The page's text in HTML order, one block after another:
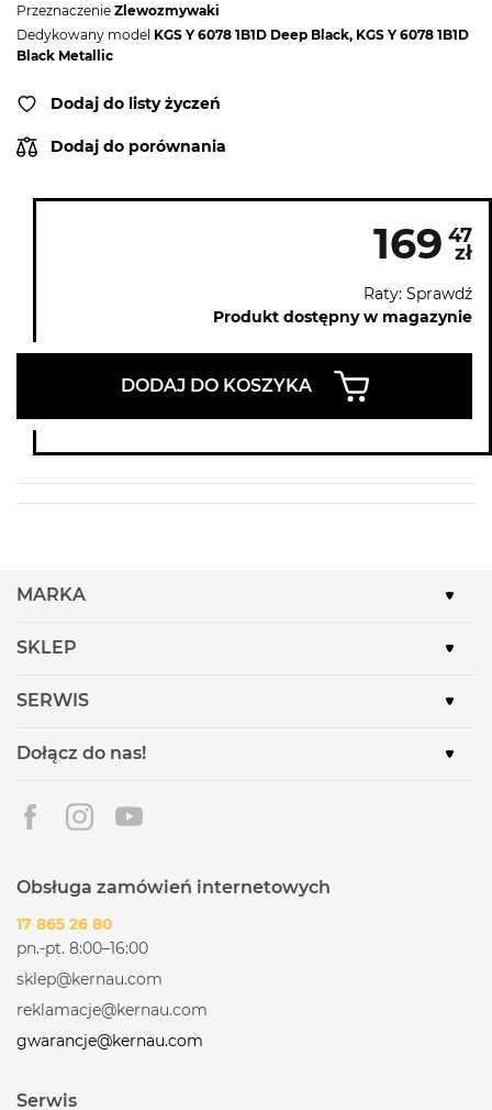
Przeznaczenie Zlewozmywaki
Dedykowany model KGS Y 6078 1B1D Deep Black, KGS Y 6078 1B1D
Black Metallic
Dodaj do listy życzeń
Dodaj do porównania
169 47
zł
Raty: Sprawdź
Produkt dostępny w magazynie
DODAJ DO KOSZYKA
MARKA
SKLEP
SERWIS
Dołącz do nas!
Obsługa zamówień internetowych
17 865 26 80
pn.-pt. 8:00–16:00
sklep@kernau.com
reklamacje@kernau.com
gwarancje@kernau.com
Serwis